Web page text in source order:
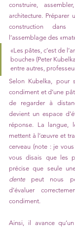
construire,
architecture. Préparer
construction
l’assemblage des
«Les pâtes, c’est de
bouche» (Peter
entre autres,
Selon Kubelka, pour
condiment et d’une
de regarder à
devient un espace
réponse. La langue,
mettent à l’œuvre et
cerveau (note : je
vous disais que les
précise que seule
dente peut nous
d’évaluer
condiment.
Ainsi, il avance